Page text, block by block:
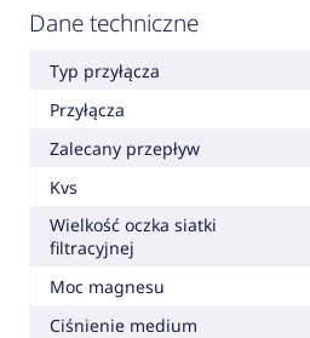
Dane techniczne
Typ przyłącza
Przyłącza
Zalecany przepływ
Kvs
Wielkość oczka siatki
filtracyjnej
Moc magnesu
Ciśnienie medium